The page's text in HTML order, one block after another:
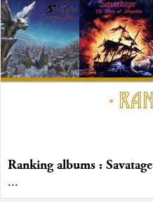
Ranking albums : Savatage
...